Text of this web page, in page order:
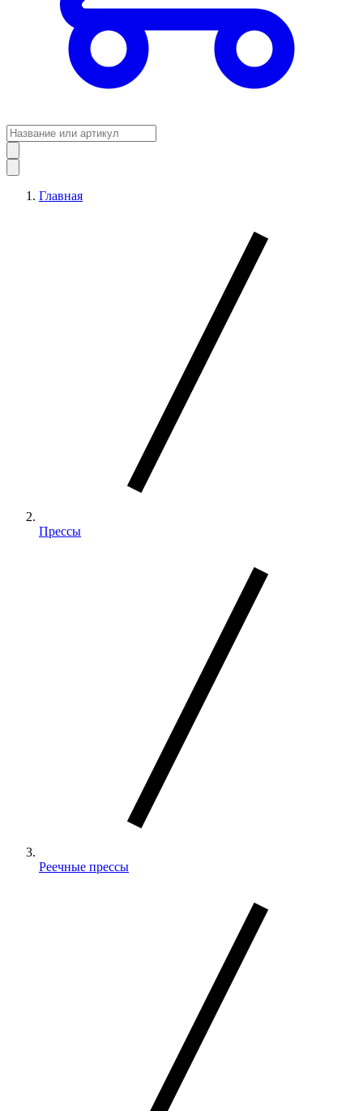
Главная
Прессы
Реечные прессы